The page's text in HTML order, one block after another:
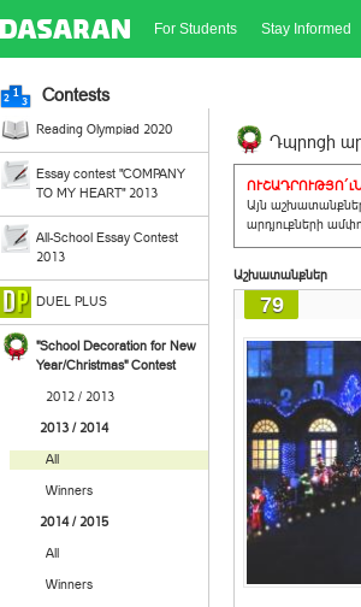
For Students Stay Informed
Contests
Reading Olympiad 2020
Essay contest "COMPANY
TO MY HEART" 2013
All-School Essay Contest
2013
DUEL PLUS
"School Decoration for New
Year/Christmas" Contest
2012 / 2013
2013 / 2014
All
Winners
2014 / 2015
All
Winners
Դպրոցի
Այն
արդյուքների
Աշխատանքներ
79